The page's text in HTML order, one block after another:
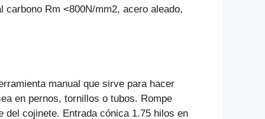
carbono Rm <800N/mm2, acero aleado,
manual que sirve para hacer
en pernos, tornillos o tubos. Rompe
cojinete. Entrada cónica 1.75 hilos en